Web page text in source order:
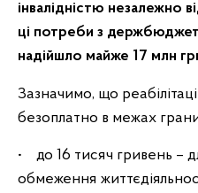
інвалідністю незалежно
ці потреби з
надійшло майже 17 млн
Зазначимо, що
безоплатно в межах
• до 16 тисяч гривень –
обмеження